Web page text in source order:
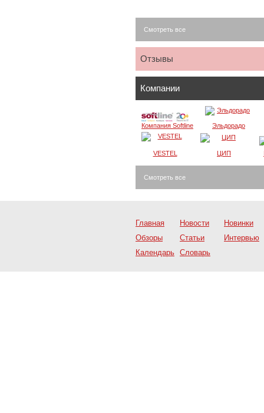
Смотреть все
Отзывы
Компании
Компания Softline Эльдорадо
VESTEL ЦИП
Смотреть все
Главная Новости
Новинки
Обзоры
Статьи
Интервью
Календарь Словарь